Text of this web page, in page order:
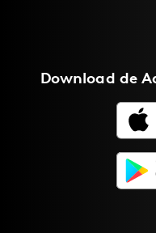
Download de